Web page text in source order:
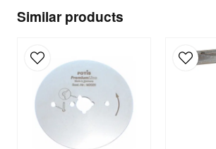
Similar products
Name
email
Email
Yes, you can publish my question.